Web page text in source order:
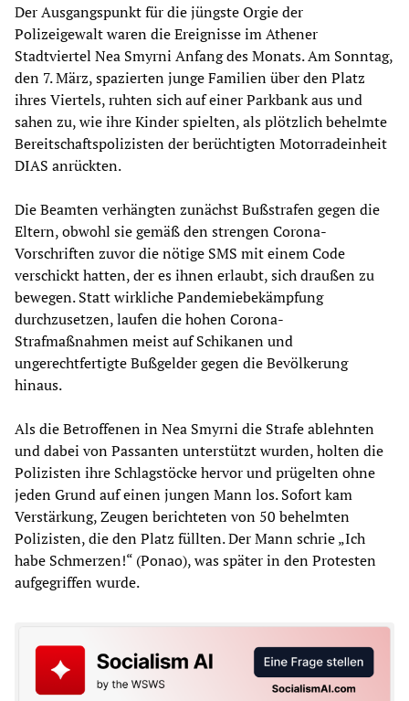
Der Ausgangspunkt für die jüngste Orgie der
Polizeigewalt waren die Ereignisse im Athener
Stadtviertel Nea Smyrni Anfang des Monats. Am Sonntag,
den 7. März, spazierten junge Familien über den Platz
ihres Viertels, ruhten sich auf einer Parkbank aus und
sahen zu, wie ihre Kinder spielten, als plötzlich behelmte
Bereitschaftspolizisten der berüchtigten Motorradeinheit
DIAS anrückten.
Die Beamten verhängten zunächst Bußstrafen gegen die
Eltern, obwohl sie gemäß den strengen Corona-
Vorschriften zuvor die nötige SMS mit einem Code
verschickt hatten, der es ihnen erlaubt, sich draußen zu
bewegen. Statt wirkliche Pandemiebekämpfung
durchzusetzen, laufen die hohen Corona-
Strafmaßnahmen meist auf Schikanen und
ungerechtfertigte Bußgelder gegen die Bevölkerung
hinaus.
Als die Betroffenen in Nea Smyrni die Strafe ablehnten
und dabei von Passanten unterstützt wurden, holten die
Polizisten ihre Schlagstöcke hervor und prügelten ohne
jeden Grund auf einen jungen Mann los. Sofort kam
Verstärkung, Zeugen berichteten von 50 behelmten
Polizisten, die den Platz füllten. Der Mann schrie „Ich
habe Schmerzen!“ (Ponao), was später in den Protesten
aufgegriffen wurde.